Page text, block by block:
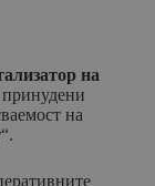
на
принудени
на